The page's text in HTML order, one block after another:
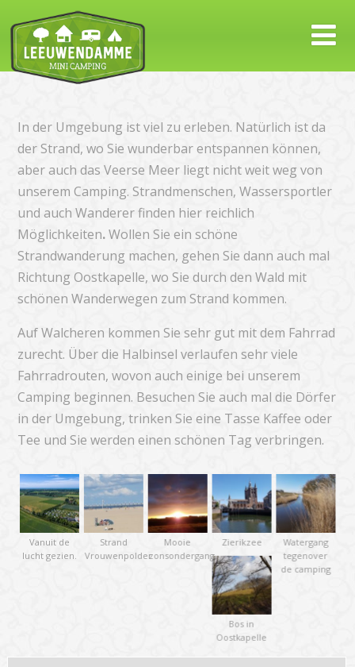
In der Umgebung ist viel zu erleben. Natürlich ist da
der Strand, wo Sie wunderbar entspannen können,
aber auch das Veerse Meer liegt nicht weit weg von
unserem Camping. Strandmenschen, Wassersportler
und auch Wanderer finden hier reichlich
Möglichkeiten.Wollen Sie ein schöne
Strandwanderung machen, gehen Sie dann auch mal
Richtung Oostkapelle, wo Sie durch den Wald mit
schönen Wanderwegen zum Strand kommen.
Auf Walcheren kommen Sie sehr gut mit dem Fahrrad
zurecht. Über die Halbinsel verlaufen sehr viele
Fahrradrouten, wovon auch einige bei unserem
Camping beginnen. Besuchen Sie auch mal die Dörfer
in der Umgebung, trinken Sie eine Tasse Kaffee oder
Tee und Sie werden einen schönen Tag verbringen.
Vanuit de
lucht gezien.
Strand
Vrouwenpolder
Mooie
zonsondergang
Zierikzee
Watergang
tegenover
de camping
Bos in
Oostkapelle